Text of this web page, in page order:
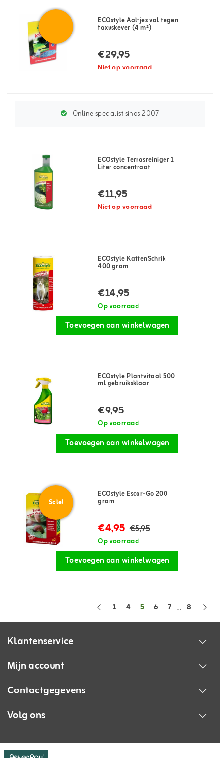
ECOstyle Aaltjes val tegen
taxuskever (4 m²)
€29,95
Niet op voorraad
Online specialist sinds 2007
ECOstyle Terrasreiniger 1
Liter concentraat
€11,95
Niet op voorraad
ECOstyle KattenSchrik
400 gram
€14,95
Op voorraad
Toevoegen aan winkelwagen
ECOstyle Plantvitaal 500
ml gebruiksklaar
€9,95
Op voorraad
Toevoegen aan winkelwagen
Sale!
ECOstyle Escar-Go 200
gram
€4,95 €5,95
Op voorraad
Toevoegen aan winkelwagen
1 4 5 6 7 ... 8
Klantenservice
Mijn account
Contactgegevens
Volg ons